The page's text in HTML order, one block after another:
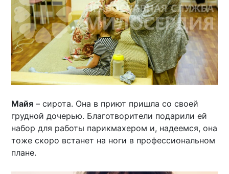
Майя – сирота. Она в приют пришла со своей
грудной дочерью. Благотворители подарили ей
набор для работы парикмахером и, надеемся, она
тоже скоро встанет на ноги в профессиональном
плане.